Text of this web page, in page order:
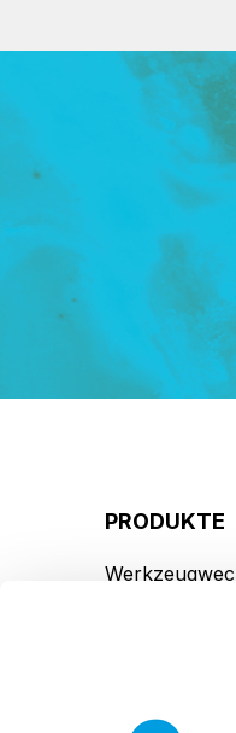
PRODUKTE